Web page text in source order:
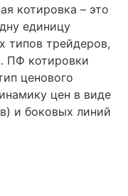
котировка – это
единицу
типов трейдеров,
ПФ котировки
ценового
цен в виде
и боковых линий